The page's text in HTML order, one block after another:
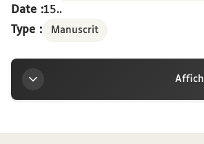
Date :15..
Type :
Manuscrit
Titre